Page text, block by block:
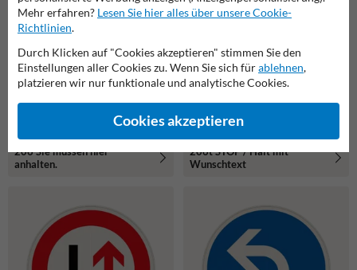
206 Sie müssen hier
anhalten.
206t STOP / Halt mit
Wunschtext
Mehr erfahren? Lesen Sie hier alles über unsere Cookie-
Richtlinien.
Durch Klicken auf "Cookies akzeptieren" stimmen Sie den
Einstellungen aller Cookies zu. Wenn Sie sich fürablehnen,
platzieren wir nur funktionale und analytische Cookies.
Cookies akzeptieren